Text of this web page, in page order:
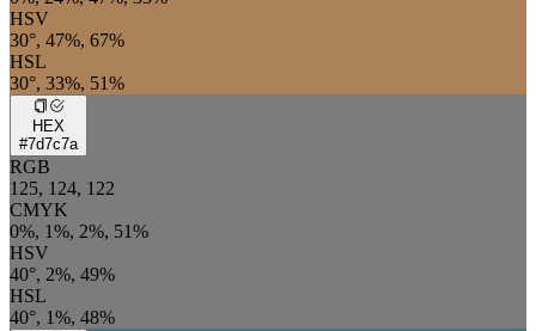
HSV
30°, 47%, 67%
HSL
30°, 33%, 51%
HEX
#7d7c7a
RGB
125, 124, 122
CMYK
0%, 1%, 2%, 51%
HSV
40°, 2%, 49%
HSL
40°, 1%, 48%